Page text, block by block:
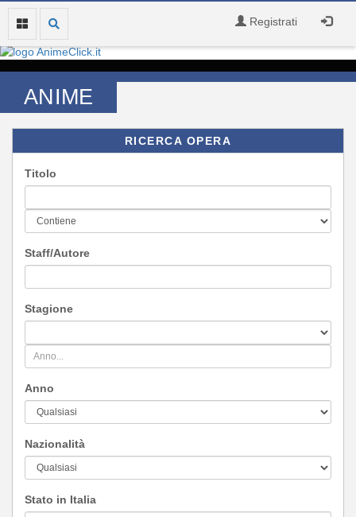
Registrati
ANIME
RICERCA OPERA
Titolo
Staff/Autore
Stagione
Anno
Nazionalità
Stato in Italia